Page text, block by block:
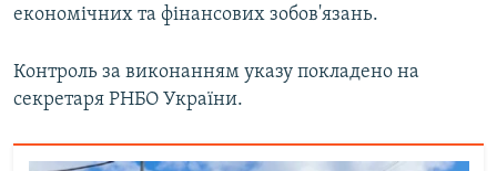
економічних та фінансових зобов'язань.
Контроль за виконанням указу покладено на
секретаря РНБО України.